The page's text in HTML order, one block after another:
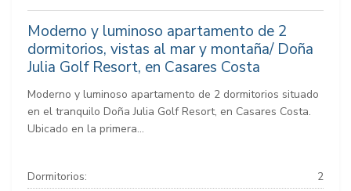
Moderno y luminoso apartamento de 2
dormitorios, vistas al mar y montaña/ Doña
Julia Golf Resort, en Casares Costa
Moderno y luminoso apartamento de 2 dormitorios situado
en el tranquilo Doña Julia Golf Resort, en Casares Costa.
Ubicado en la primera...
Dormitorios:
2